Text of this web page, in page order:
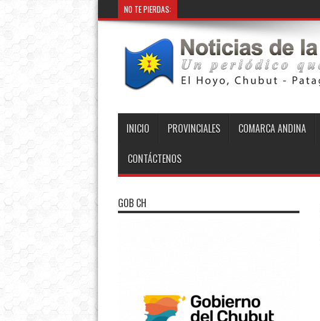
NO TE PIERDAS:
INICIO PROVINCIALES COMARCA ANDINA
CONTÁCTENOS
GOB CH